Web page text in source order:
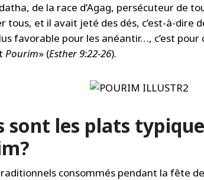
de la race d’Agag, persécuteur de
tous, et il avait jeté des dés, c’est-à-dire
favorable pour les anéantir…, c’est
Pourim» (Esther 9:22-26).
sont les plats
consommés pendant la fête